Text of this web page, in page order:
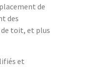
de
des
toit, et plus
et